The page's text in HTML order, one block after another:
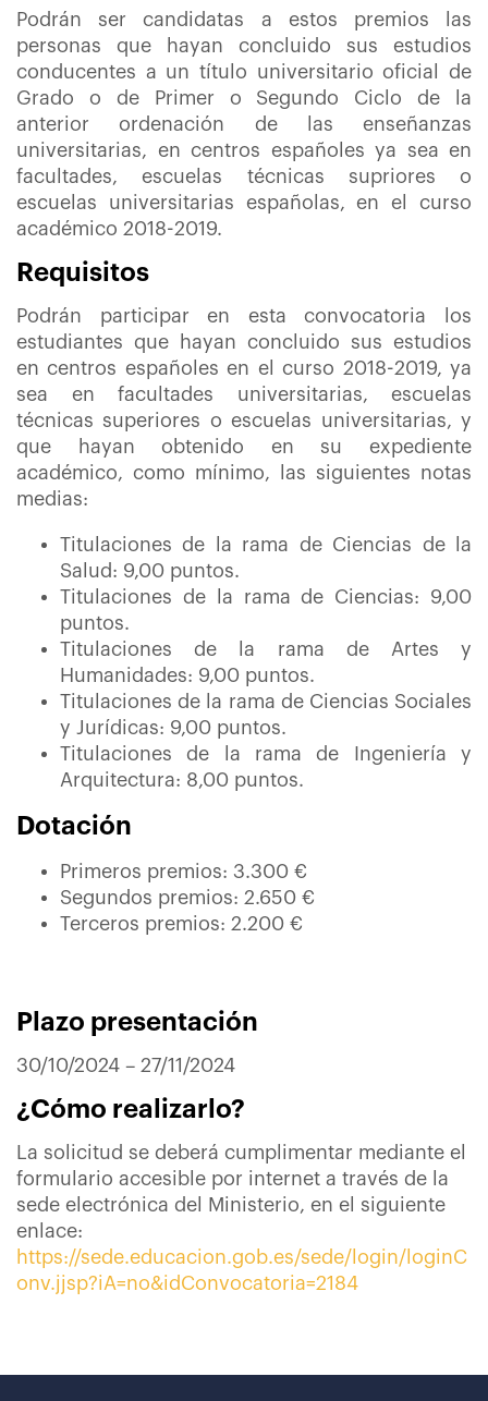
Podrán ser candidatas a estos premios las
personas que hayan concluido sus estudios
conducentes a un título universitario oficial de
Grado o de Primer o Segundo Ciclo de la
anterior ordenación de las enseñanzas
universitarias, en centros españoles ya sea en
facultades, escuelas técnicas supriores o
escuelas universitarias españolas, en el curso
académico 2018-2019.
Requisitos
Podrán participar en esta convocatoria los
estudiantes que hayan concluido sus estudios
en centros españoles en el curso 2018-2019, ya
sea en facultades universitarias, escuelas
técnicas superiores o escuelas universitarias, y
que hayan obtenido en su expediente
académico, como mínimo, las siguientes notas
medias:
Titulaciones de la rama de Ciencias de la
Salud: 9,00 puntos.
Titulaciones de la rama de Ciencias: 9,00
puntos.
Titulaciones de la rama de Artes y
Humanidades: 9,00 puntos.
Titulaciones de la rama de Ciencias Sociales
y Jurídicas: 9,00 puntos.
Titulaciones de la rama de Ingeniería y
Arquitectura: 8,00 puntos.
Dotación
Primeros premios: 3.300 €
Segundos premios: 2.650 €
Terceros premios: 2.200 €
Plazo presentación
30/10/2024 – 27/11/2024
¿Cómo realizarlo?
La solicitud se deberá cumplimentar mediante el
formulario accesible por internet a través de la
sede electrónica del Ministerio, en el siguiente
enlace:
https://sede.educacion.gob.es/sede/login/loginC
onv.jjsp?iA=no&idConvocatoria=2184